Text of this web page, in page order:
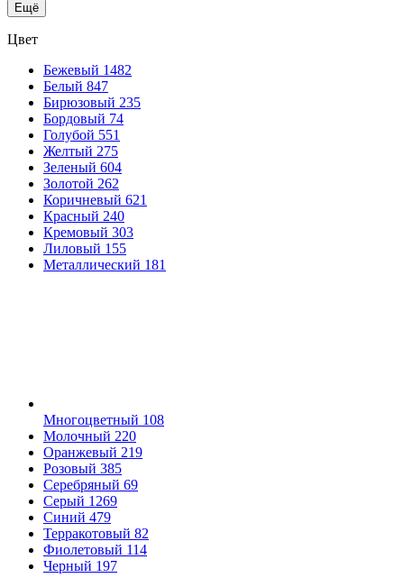
Ещё
Цвет
Бежевый 1482
Белый 847
Бирюзовый 235
Бордовый 74
Голубой 551
Желтый 275
Зеленый 604
Золотой 262
Коричневый 621
Красный 240
Кремовый 303
Лиловый 155
Металлический 181
Многоцветный 108
Молочный 220
Оранжевый 219
Розовый 385
Серебряный 69
Серый 1269
Синий 479
Терракотовый 82
Фиолетовый 114
Черный 197